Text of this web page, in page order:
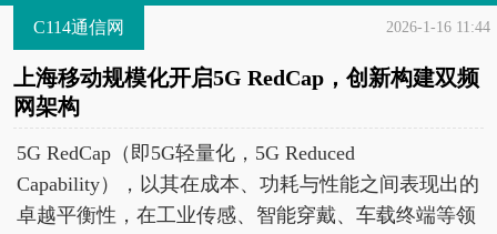
C114通信网 2026-1-16 11:44
上海移动规模化开启5G RedCap，创新构建双频
网架构
5G RedCap（即5G轻量化，5G Reduced
Capability），以其在成本、功耗与性能之间表现出的
卓越平衡性，在工业传感、智能穿戴、车载终端等领